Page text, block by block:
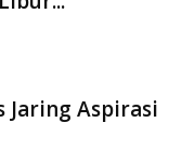
Jaring Aspirasi